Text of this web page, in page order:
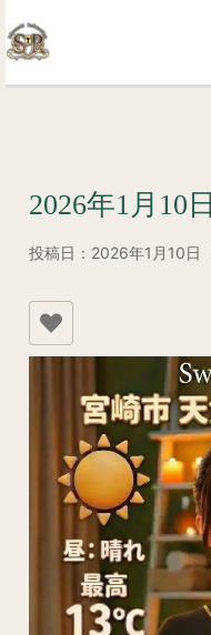
容
を
2026年1月10
投稿日：2026年1月10日